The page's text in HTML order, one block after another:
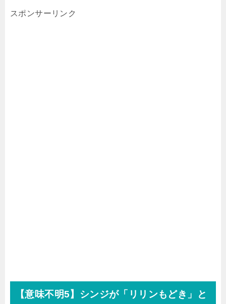
スポンサーリンク
【意味不明5】シンジが「リリンもどき」と